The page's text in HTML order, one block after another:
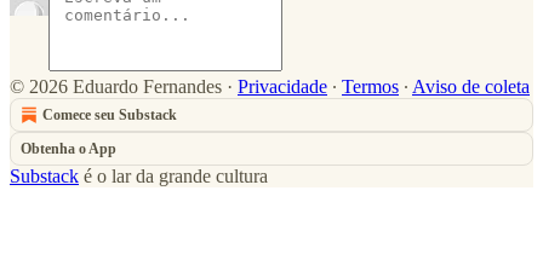
© 2026 Eduardo Fernandes · Privacidade ∙ Termos ∙ Aviso de coleta
Comece seu Substack
Obtenha o App
Substack é o lar da grande cultura